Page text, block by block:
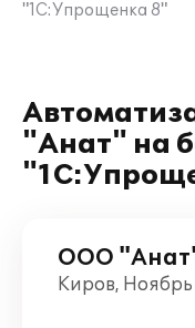
"1С:Упрощенка 8"
"Анат" на
ООО
Киров, Ноябрь